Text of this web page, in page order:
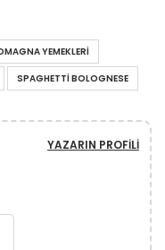
YEMEKLERI
SPAGHETTI BOLOGNESE
YAZARIN PROFILI